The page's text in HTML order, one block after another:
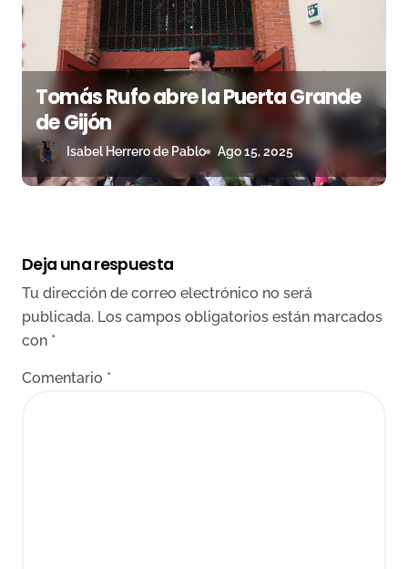
Tomás Rufo abre la Puerta Grande
de Gijón
Isabel Herrero de Pablo Ago 15, 2025
Deja una respuesta
Tu dirección de correo electrónico no será
publicada. Los campos obligatorios están marcados
con *
Comentario *